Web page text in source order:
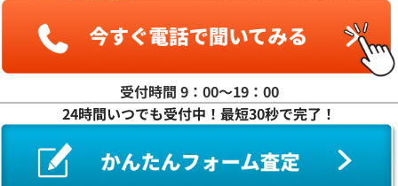
ロイヤル オーク クロノグ
オーデマ ピゲ CODE11.59 ク
26393NR.OO.A002KB.01
受付時間 9：00〜19：00
24時間いつでも受付中！最短30秒で完了！